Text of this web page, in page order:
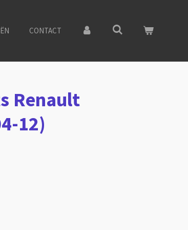
CONTACT
Renault
12)